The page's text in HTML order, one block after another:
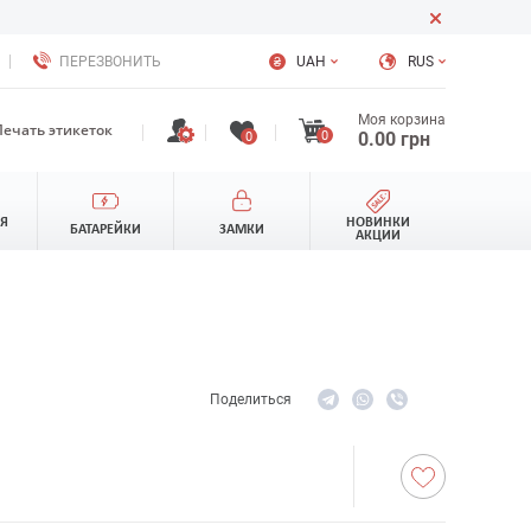
ПЕРЕЗВОНИТЬ UAH RUS
0 0
Моя корзина
0.00 грн
этикеток
БАТАРЕЙКИ ЗАМКИ
НОВИНКИ
АКЦИИ
Поделиться